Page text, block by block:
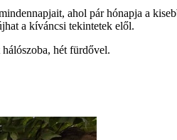
ahol pár hónapja a
a kíváncsi tekintetek elől.
hét fürdővel.